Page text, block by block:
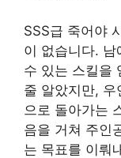
SSS급 죽어야
이 없습니다.
수 있는 스킬을
줄 알았지만, 우
으로 돌아가는
음을 거쳐 주인
는 목표를 이뤄